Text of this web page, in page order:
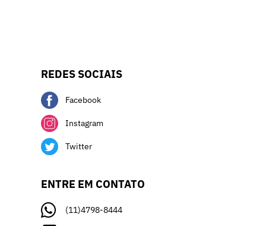
REDES SOCIAIS
Facebook
Instagram
Twitter
ENTRE EM CONTATO
(11)4798-8444